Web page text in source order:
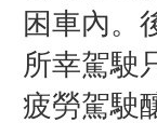
困車內。
所幸駕駛
疲勞駕駛